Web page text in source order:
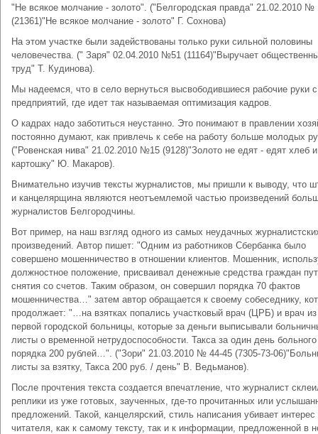
"Не всякое молчание - золото". ("Белгородская правда" 21.02.2010 №
(21361)"Не всякое молчание - золото" Г. Сохнова)
На этом участке были задействованы только руки сильной половины
человечества. (" Заря" 02.04.2010 №51 (11164)"Выручает
труд" Т. Кудинова).
Мы надеемся, что в село вернуться высвободившиеся рабочие руки с
предприятий, где идет так называемая оптимизация кадров.
О кадрах надо заботиться неустанно. Это понимают в правлении
постоянно думают, как привлечь к себе на работу больше молодых
("Ровенская нива" 21.02.2010 №15 (9128)"Золото не едят - едят хлеб и
картошку" Ю. Макаров).
Внимательно изучив тексты журналистов, мы пришли к выводу, что
и канцелярщина являются неотъемлемой частью произведений
журналистов Белгородчины.
Вот пример, на наш взгляд одного из самых неудачных
произведений. Автор пишет: "Одним из работников Сбербанка было
совершено мошенничество в отношении клиентов. Мошенник,
должностное положение, присваивал денежные средства граждан
снятия со счетов. Таким образом, он совершил порядка 70 фактов
мошенничества…" затем автор обращается к своему собеседнику,
продолжает: "…на взятках попались участковый врач (ЦРБ) и врач из
первой городской больницы, которые за деньги выписывали
листы о временной нетрудоспособности. Такса за один день
порядка 200 рублей…". ("Зори" 21.03.2010 № 44-45 (7305-73-
листы за взятку, Такса 200 руб. / день" В. Ведьманов).
После прочтения текста создается впечатление, что журналист
реплики из уже готовых, заученных, где-то прочитанных или
предложений. Такой, канцелярский, стиль написания убивает интерес
читателя, как к самому тексту, так и к информации, предложенной в